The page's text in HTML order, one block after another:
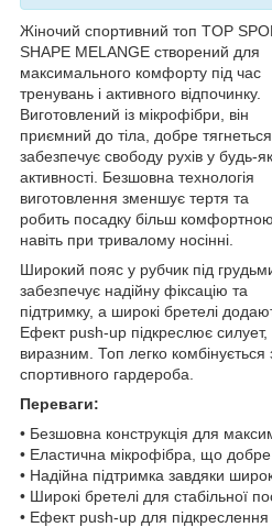
Жіночий спортивний топ TOP
SHAPE MELANGE створений для
максимального комфорту під час
тренувань і активного відпочинку.
Виготовлений із мікрофібри, він
приємний до тіла, добре
забезпечує свободу рухів у будь-
активності. Безшовна технологія
виготовлення зменшує тертя та
робить посадку більш комфортною
навіть при тривалому носінні.
Широкий пояс у рубчик під
забезпечує надійну фіксацію та
підтримку, а широкі бретелі
Ефект push-up підкреслює
виразним. Топ легко
спортивного гардероба.
Переваги:
• Безшовна конструкція для
• Еластична мікрофібра, що добре
• Надійна підтримка завдяки
• Широкі бретелі для стабільної
• Ефект push-up для підкреслення